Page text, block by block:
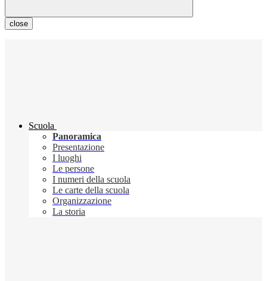
close
Scuola
Panoramica
Presentazione
I luoghi
Le persone
I numeri della scuola
Le carte della scuola
Organizzazione
La storia